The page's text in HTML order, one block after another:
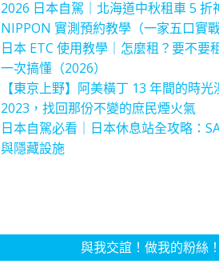
2026 日本自駕｜北海道中秋租車 5 折
NIPPON 實測預約教學（一家五口實戰
日本 ETC 使用教學｜怎麼租？要不要
一次搞懂（2026）
【東京上野】阿美橫丁 13 年間的時
2023，找回那份不變的庶民煙火氣
日本自駕必看｜日本休息站全攻略：
與隱藏設施
與我交誼！做我的粉絲！